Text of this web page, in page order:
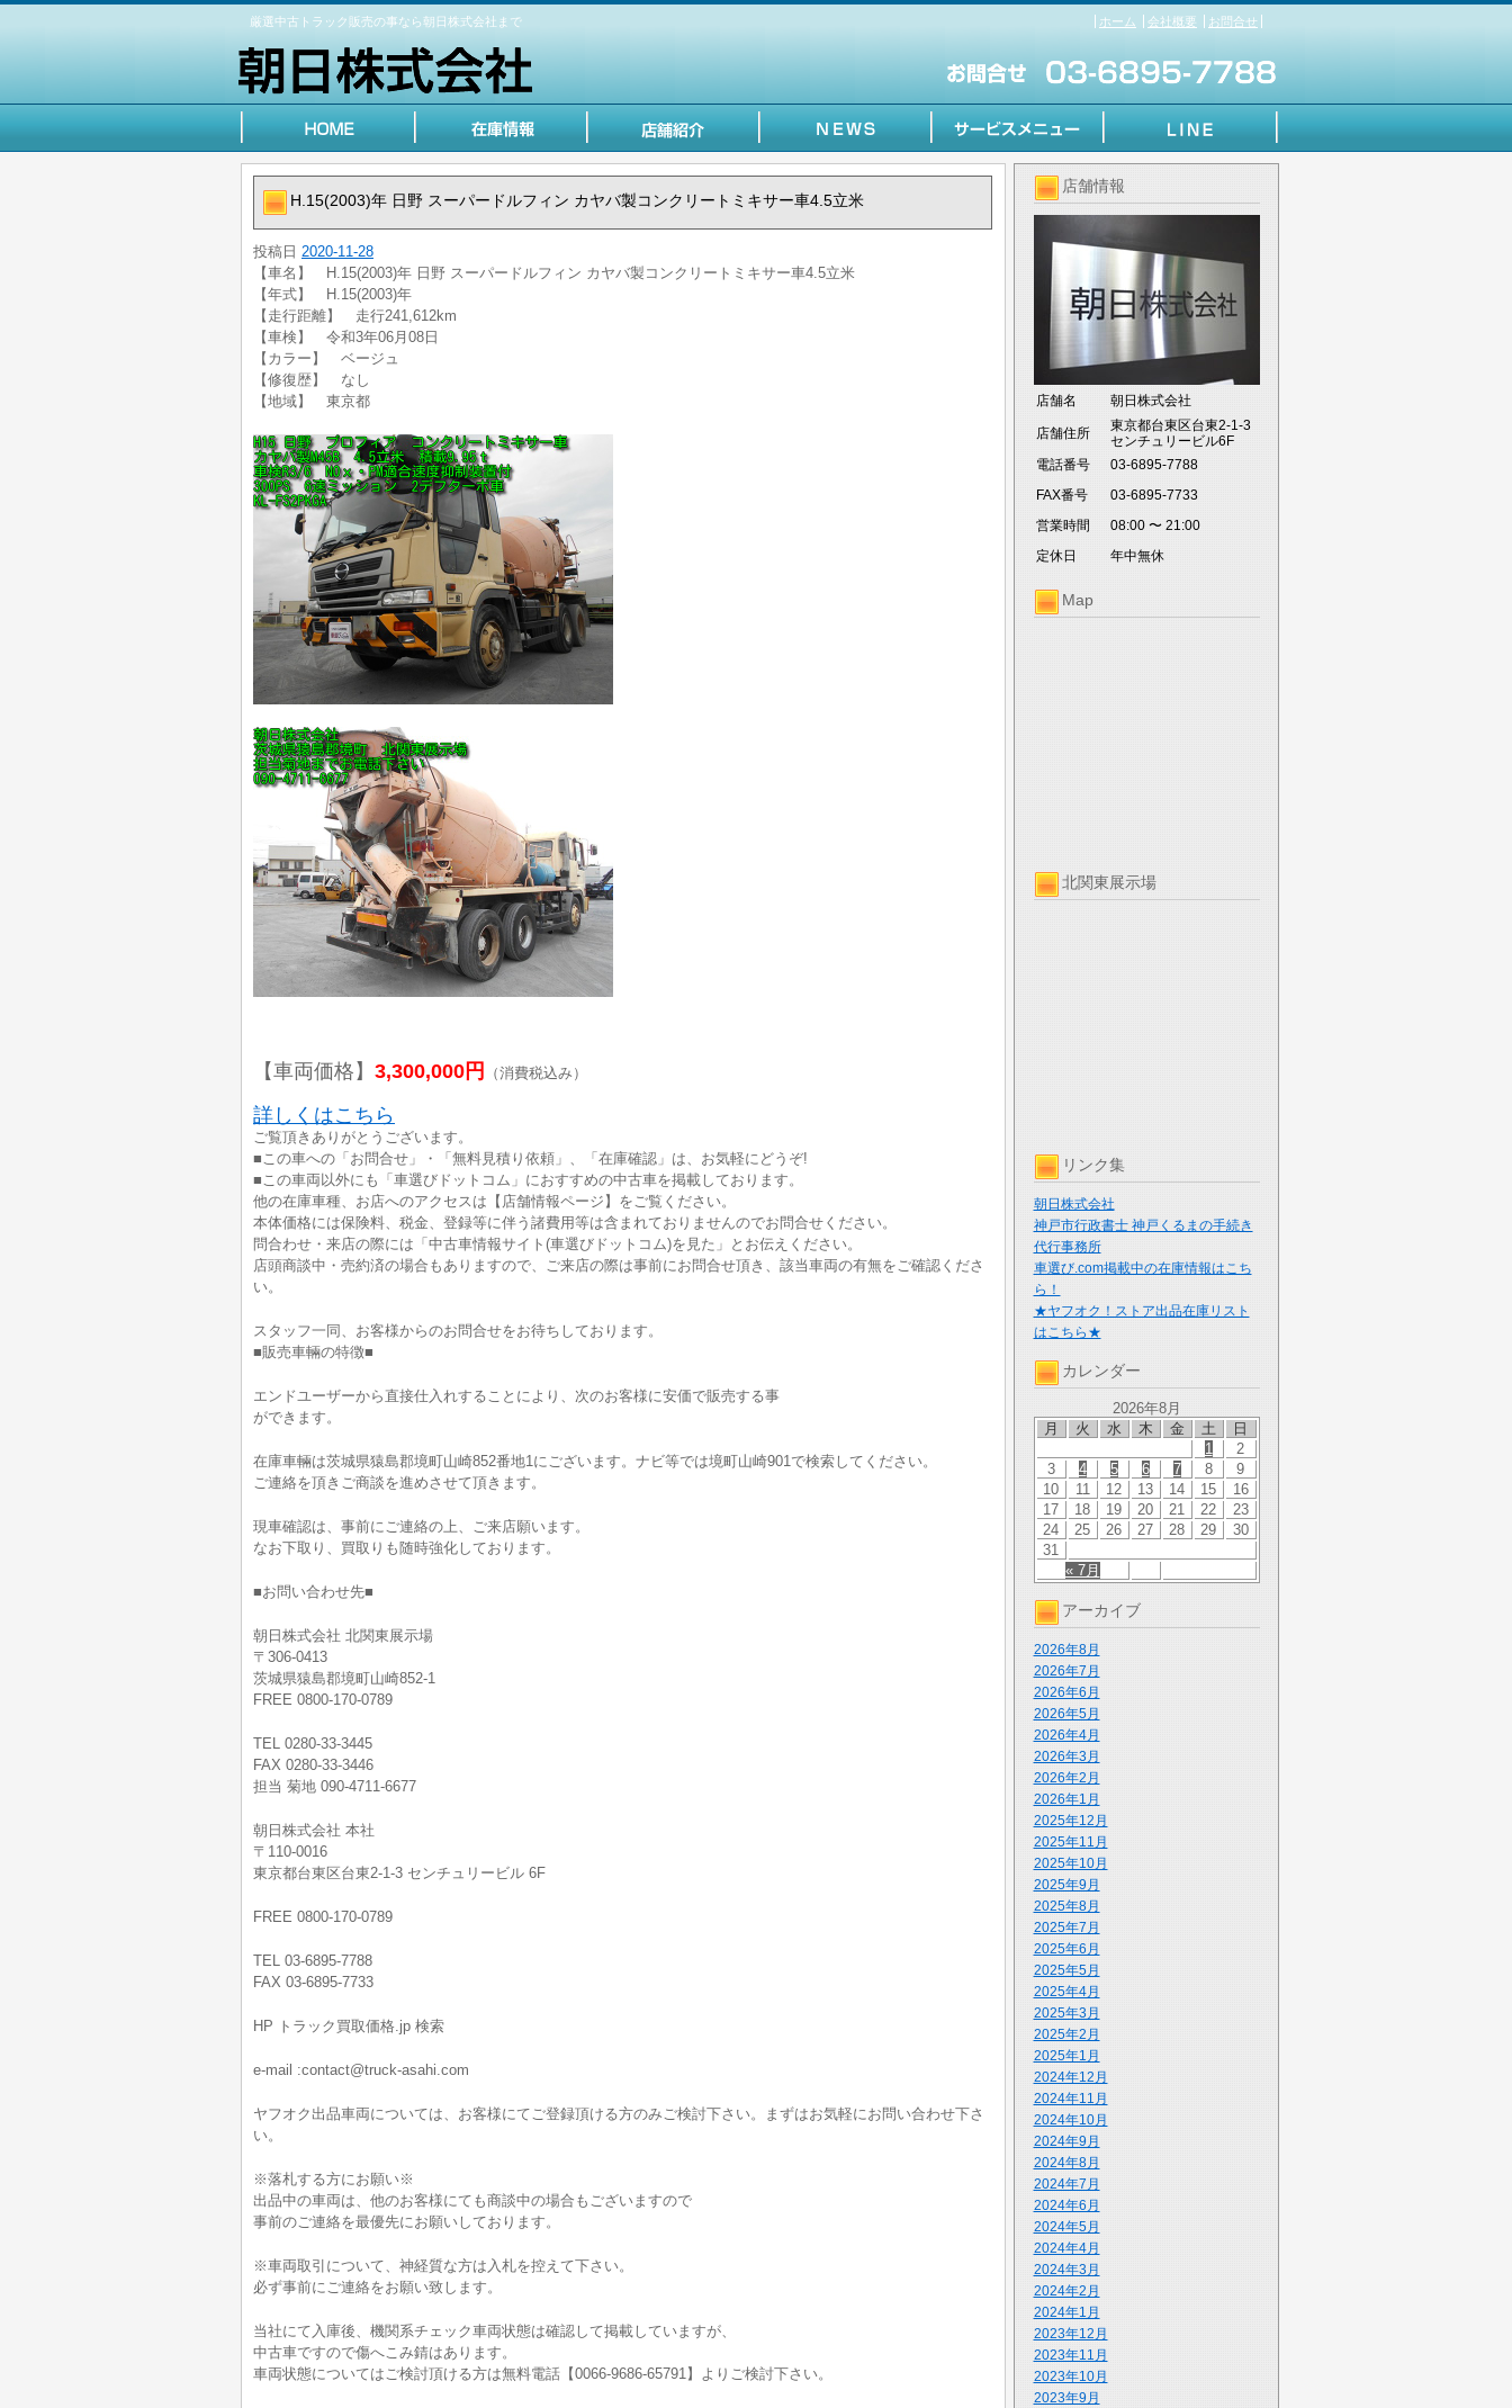
厳選中古トラック販売の事なら朝日株式会社まで ホーム 会社概要 お問合せ
店舗情報
店舗名 朝日株式会社
店舗住所
東京都台東区台東2-1-3
センチュリービル6F
電話番号
03-6895-7788
FAX番号
03-6895-7733
営業時間
08:00 〜 21:00
定休日
年中無休
Map
北関東展示場
リンク集
朝日株式会社
神戸市行政書士 神戸くるまの手続き
代行事務所
車選び.com掲載中の在庫情報はこち
ら！
★ヤフオク！ストア出品在庫リスト
はこちら★
カレンダー
2026年8月
月
火 水 木 金 土 日
« 7月
1
2
3
4 5 6 7 8
9
10
11 12 13 14 15
16
17
18 19 20 21 22
23
24
25 26 27 28 29
30
31
アーカイブ
2026年8月
2026年7月
2026年6月
2026年5月
2026年4月
2026年3月
2026年2月
2026年1月
2025年12月
2025年11月
2025年10月
2025年9月
2025年8月
2025年7月
2025年6月
2025年5月
2025年4月
2025年3月
2025年2月
2025年1月
2024年12月
2024年11月
2024年10月
2024年9月
2024年8月
2024年7月
2024年6月
2024年5月
2024年4月
2024年3月
2024年2月
2024年1月
2023年12月
2023年11月
2023年10月
2023年9月
H.15(2003)年 日野 スーパードルフィン カヤバ製コンクリートミキサー車4.5立米
投稿日 2020-11-28
【車名】 H.15(2003)年 日野 スーパードルフィン カヤバ製コンクリートミキサー車4.5立米
【年式】 H.15(2003)年
【走行距離】 走行241,612km
【車検】 令和3年06月08日
【カラー】 ベージュ
【修復歴】 なし
【地域】 東京都
【車両価格】 3,300,000円 （消費税込み）
詳しくはこちら
ご覧頂きありがとうございます。
■この車への「お問合せ」・「無料見積り依頼」、「在庫確認」は、お気軽にどうぞ!
■この車両以外にも「車選びドットコム」におすすめの中古車を掲載しております。
他の在庫車種、お店へのアクセスは【店舗情報ページ】をご覧ください。
本体価格には保険料、税金、登録等に伴う諸費用等は含まれておりませんのでお問合せください。
問合わせ・来店の際には「中古車情報サイト(車選びドットコム)を見た」とお伝えください。
店頭商談中・売約済の場合もありますので、ご来店の際は事前にお問合せ頂き、該当車両の有無をご確認くださ
い。
スタッフ一同、お客様からのお問合せをお待ちしております。
■販売車輛の特徴■
エンドユーザーから直接仕入れすることにより、次のお客様に安価で販売する事
ができます。
在庫車輛は茨城県猿島郡境町山崎852番地1にございます。ナビ等では境町山崎901で検索してください。
ご連絡を頂きご商談を進めさせて頂きます。
現車確認は、事前にご連絡の上、ご来店願います。
なお下取り、買取りも随時強化しております。
■お問い合わせ先■
朝日株式会社 北関東展示場
〒306-0413
茨城県猿島郡境町山崎852-1
FREE 0800-170-0789
TEL 0280-33-3445
FAX 0280-33-3446
担当 菊地 090-4711-6677
朝日株式会社 本社
〒110-0016
東京都台東区台東2-1-3 センチュリービル 6F
FREE 0800-170-0789
TEL 03-6895-7788
FAX 03-6895-7733
HP トラック買取価格.jp 検索
e-mail :contact@truck-asahi.com
ヤフオク出品車両については、お客様にてご登録頂ける方のみご検討下さい。まずはお気軽にお問い合わせ下さ
い。
※落札する方にお願い※
出品中の車両は、他のお客様にても商談中の場合もございますので
事前のご連絡を最優先にお願いしております。
※車両取引について、神経質な方は入札を控えて下さい。
必ず事前にご連絡をお願い致します。
当社にて入庫後、機関系チェック車両状態は確認して掲載していますが、
中古車ですので傷へこみ錆はあります。
車両状態についてはご検討頂ける方は無料電話【0066-9686-65791】よりご検討下さい。